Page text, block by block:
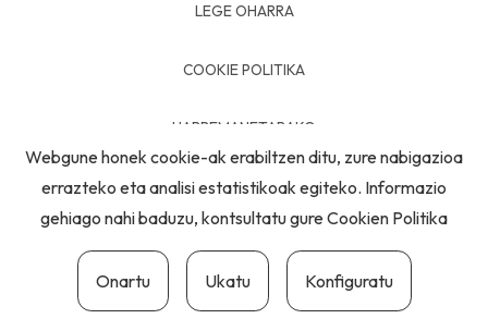
LEGE OHARRA
COOKIE POLITIKA
HARREMANETARAKO
Webgune honek cookie-ak erabiltzen ditu, zure nabigazioa
errazteko eta analisi estatistikoak egiteko. Informazio
gehiago nahi baduzu, kontsultatu gureCookien Politika
Onartu Ukatu Konfiguratu